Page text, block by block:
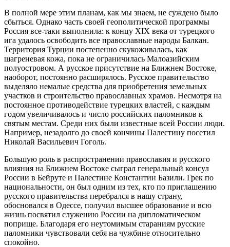
В полной мере этим планам, как мы знаем, не суждено было
сбыться. Однако часть своей геополитической программы
Россия все-таки выполнила: к концу XIX века от турецкого
ига удалось освободить все православные народы Балкан.
Территория Турции постепенно скукоживалась, как
шагреневая кожа, пока не ограничилась Малоазийским
полуостровом. А русское присутствие на Ближнем Востоке,
наоборот, постоянно расширялось. Русское правительство
выделяло немалые средства для приобретения земельных
участков и строительство православных храмов. Несмотря на
постоянное противодействие турецких властей, с каждым
годом увеличивалось и число российских паломников к
святым местам. Среди них были известные всей России люди.
Например, незадолго до своей кончины Палестину посетил
Николай Васильевич Гоголь.
Большую роль в распространении православия и русского
влияния на Ближнем Востоке сыграл генеральный консул
России в Бейруте и Палестине Константин Базили. Грек по
национальности, он был одним из тех, кто по приглашению
русского правительства перебрался в нашу страну,
обосновался в Одессе, получил высшее образование и всю
жизнь посвятил служению России на дипломатическом
поприще. Благодаря его неутомимым стараниям русские
паломники чувствовали себя на чужбине относительно
спокойно.